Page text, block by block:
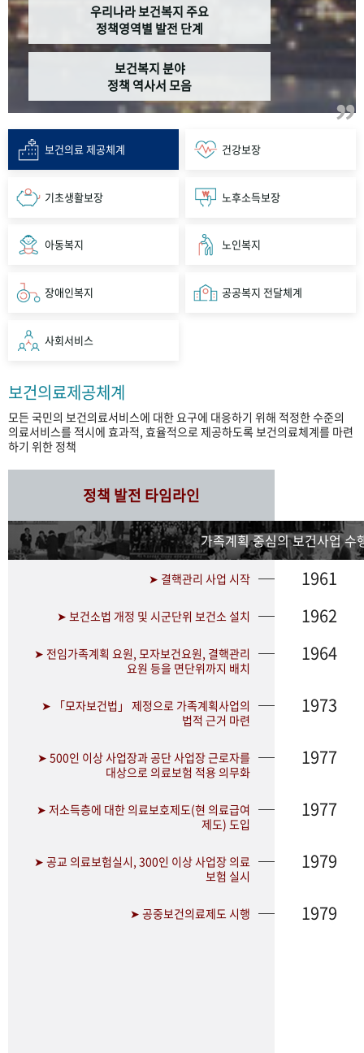
우리나라 보건복지 주요
정책영역별 발전 단계
보건복지 분야
정책 역사서 모음
보건의료 제공체계 건강보장
기초생활보장 노후소득보장
아동복지 노인복지
장애인복지 공공복지 전달체계
사회서비스
보건의료제공체계
모든 국민의 보건의료서비스에 대한 요구에 대응하기 위해 적정한 수준의
의료서비스를 적시에 효과적, 효율적으로 제공하도록 보건의료체계를 마련
하기 위한 정책
정책 발전 타임라인
가족계획 중심의 보건사업 수
➤ 결핵관리 사업 시작 1961
➤ 보건소법 개정 및 시군단위 보건소 설치 1962
➤ 전임가족계획 요원, 모자보건요원, 결핵관리
요원 등을 면단위까지 배치
1964
➤ 「모자보건법」 제정으로 가족계획사업의
법적 근거 마련
1973
➤ 500인 이상 사업장과 공단 사업장 근로자를
대상으로 의료보험 적용 의무화
1977
➤ 저소득층에 대한 의료보호제도(현 의료급여
제도) 도입
1977
➤ 공교 의료보험실시, 300인 이상 사업장 의료
보험 실시
1979
➤ 공중보건의료제도 시행 1979